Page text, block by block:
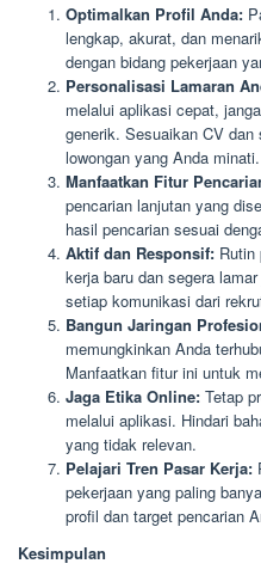
Optimalkan Profil Anda:
lengkap, akurat, dan
dengan bidang pekerjaan
Personalisasi Lamaran
melalui aplikasi cepat,
generik. Sesuaikan CV
lowongan yang Anda minati.
Manfaatkan Fitur
pencarian lanjutan yang
hasil pencarian sesuai
Aktif dan Responsif: Rutin
kerja baru dan segera
setiap komunikasi dari
Bangun Jaringan
memungkinkan Anda
Manfaatkan fitur ini untuk
Jaga Etika Online: Tetap
melalui aplikasi. Hindari
yang tidak relevan.
Pelajari Tren Pasar Kerja:
pekerjaan yang paling
profil dan target pencarian
Kesimpulan